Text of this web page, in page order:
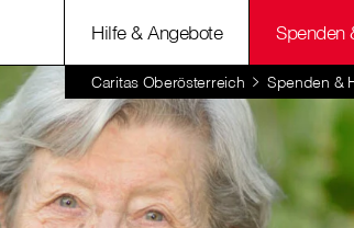
Hilfe & Angebote Spenden
Caritas Oberösterreich Spenden &